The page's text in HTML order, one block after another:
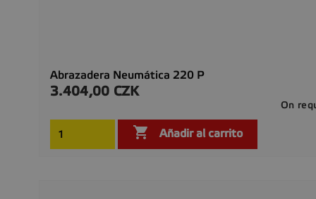
Abrazadera Neumática 220 P
Precio
3.404,00 CZK
On
 Añadir al carrito